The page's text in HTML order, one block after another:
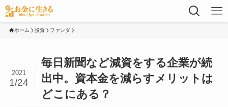
ホーム 投資 ファンダ
毎日新聞など減資をする企業が続
出中。資本金を減らすメリットは
どこにある？
2021
1/24